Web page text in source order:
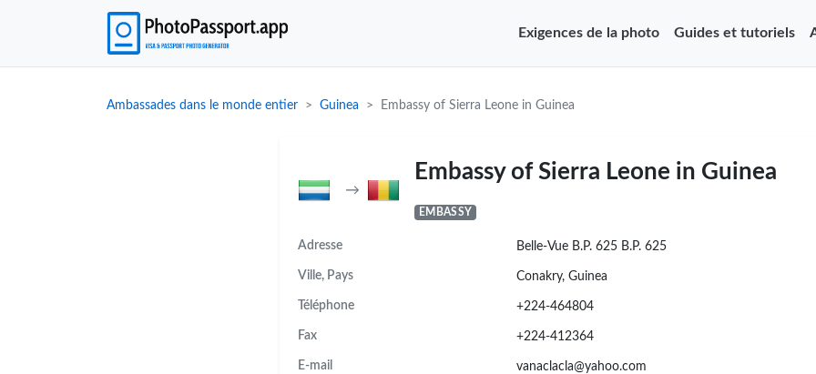
Exigences de la photo Guides et tutoriels
Ambassades dans le monde entier Guinea Embassy of Sierra Leone in Guinea
→
Embassy of Sierra Leone in Guinea
EMBASSY
Adresse Belle-Vue B.P. 625 B.P. 625
Ville, Pays Conakry, Guinea
Téléphone +224-464804
Fax +224-412364
E-mail vanaclacla@yahoo.com